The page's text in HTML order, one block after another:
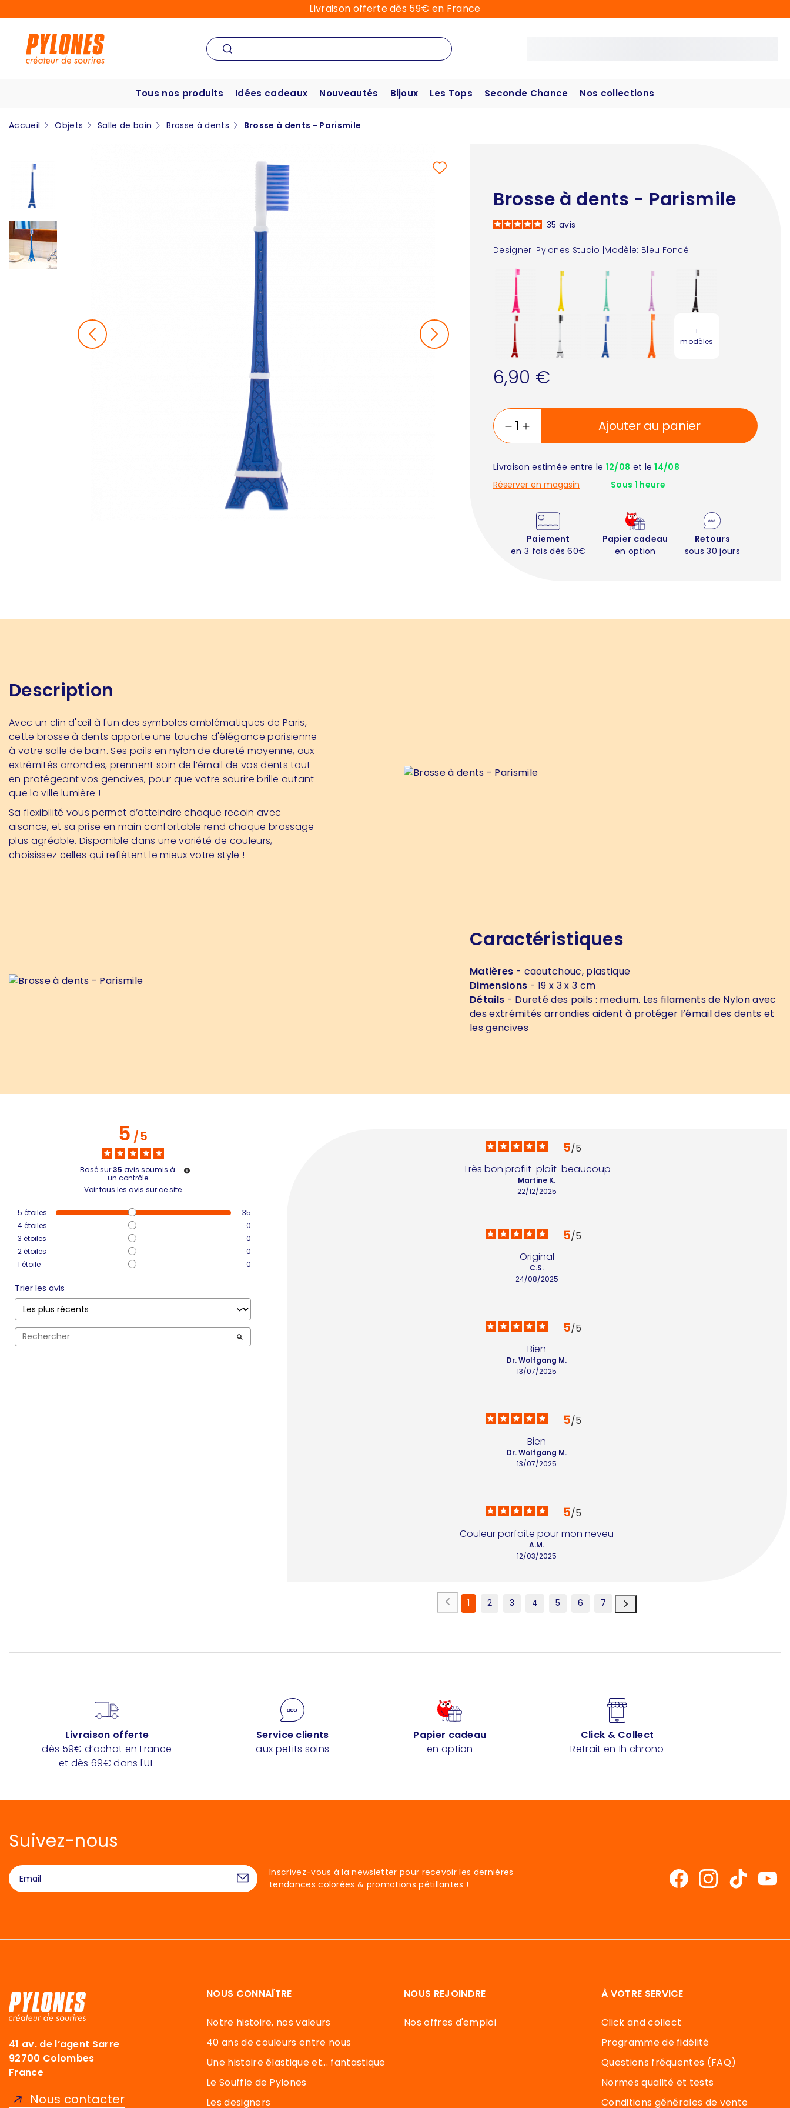
Livraison offerte dès 59€ en France
Tous nos produits Idées cadeaux Nouveautés Bijoux Les Tops Seconde Chance Nos collections
Accueil Objets Salle de bain Brosse à dents Brosse à dents - Parismile
Brosse à dents - Parismile
Designer: Pylones Studio Modèle: Bleu Foncé
35 avis
+
modèles
6,90 €
Ajouter au panier
Livraison estimée entre le 12/08 et le14/08
Réserver en magasin
Sous 1 heure
Paiement
en 3 fois dès 60€
Papier cadeau
en option
Retours
sous 30 jours
Description
Avec un clin d'œil à l'un des symboles emblématiques de Paris,
cette brosse à dents apporte une touche d'élégance parisienne
à votre salle de bain. Ses poils en nylon de dureté moyenne, aux
extrémités arrondies, prennent soin de l’émail de vos dents tout
en protégeant vos gencives, pour que votre sourire brille autant
que la ville lumière !
Sa flexibilité vous permet d’atteindre chaque recoin avec
aisance, et sa prise en main confortable rend chaque brossage
plus agréable. Disponible dans une variété de couleurs,
choisissez celles qui reflètent le mieux votre style !
Caractéristiques
Matières - caoutchouc, plastique
Dimensions - 19 x 3 x 3 cm
Détails - Dureté des poils : medium. Les filaments de Nylon avec
des extrémités arrondies aident à protéger l’émail des dents et
les gencives
5/5
Basé sur35 avis soumis à
un contrôle
Voir tous les avis sur ce site
5 étoiles
35
4étoiles
0
3 étoiles
0
2étoiles
0
1 étoile 0
Trier les avis
5/5
Très bon.profiit  plaît  beaucoup
22/12/2025
Martine K.
5/5
Original
24/08/2025
C.S.
5/5
Bien
13/07/2025
Dr. Wolfgang M.
5/5
Bien
13/07/2025
Dr. Wolfgang M.
5/5
Couleur parfaite pour mon neveu
12/03/2025
A.M.
1 2 3 4 5 6 7
Livraison offerte
dès 59€ d’achat en France
et dès 69€ dans l'UE
Service clients
aux petits soins
Papier cadeau
en option
Click & Collect
Retrait en 1h chrono
Suivez-nous
Inscrivez-vous à la newsletter pour recevoir les dernières
tendances colorées & promotions pétillantes !
41 av. de l’agent Sarre
92700 Colombes
France
Nous contacter
NOUS CONNAÎTRE
Notre histoire, nos valeurs
40 ans de couleurs entre nous
Une histoire élastique et... fantastique
Le Souffle de Pylones
Les designers
NOUS REJOINDRE
Nos offres d'emploi
À VOTRE SERVICE
Click and collect
Programme de fidélité
Questions fréquentes (FAQ)
Normes qualité et tests
Conditions générales de vente